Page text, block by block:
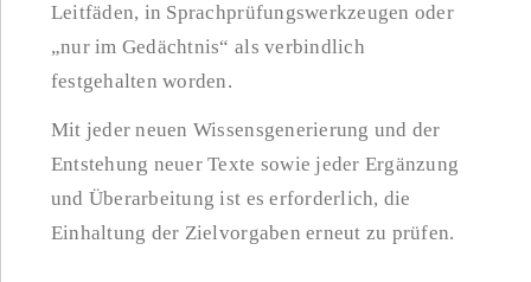
Leitfäden, in Sprachprüfungswerkzeugen oder
„nur im Gedächtnis“ als verbindlich
festgehalten worden.
Mit jeder neuen Wissensgenerierung und der
Entstehung neuer Texte sowie jeder Ergänzung
und Überarbeitung ist es erforderlich, die
Einhaltung der Zielvorgaben erneut zu prüfen.